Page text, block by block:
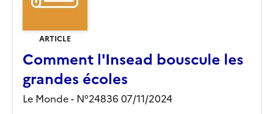
ARTICLE
Comment l'Insead bouscule les
grandes écoles
Le Monde - N°24836 07/11/2024